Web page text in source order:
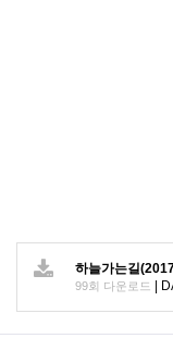
하늘가는길
99회 다운로드